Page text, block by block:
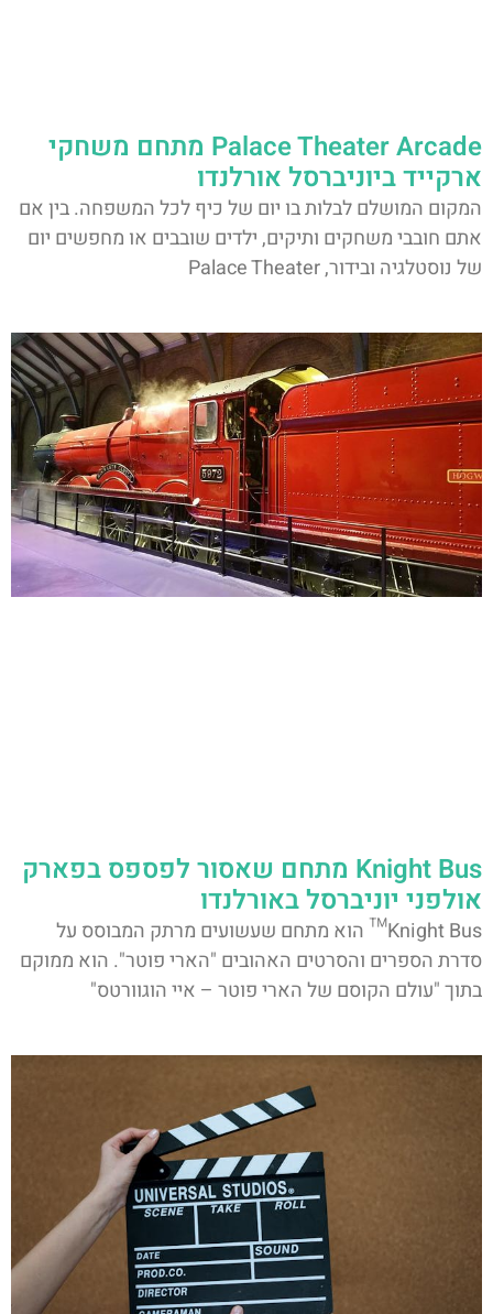
Palace Theater Arcade מתחם משחקי
ארקייד ביוניברסל אורלנדו
המקום המושלם לבלות בו יום של כיף לכל המשפחה. בין אם
אתם חובבי משחקים ותיקים, ילדים שובבים או מחפשים יום
של נוסטלגיה ובידור, Palace Theater
Knight Bus מתחם שאסור לפספס בפארק
אולפני יוניברסל באורלנדו
Knight Bus™ הוא מתחם שעשועים מרתק המבוסס על
סדרת הספרים והסרטים האהובים "הארי פוטר". הוא ממוקם
בתוך "עולם הקוסם של הארי פוטר – איי הוגוורטס"